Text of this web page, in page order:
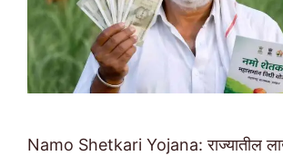
Namo Shetkari Yojana: राज्यातील